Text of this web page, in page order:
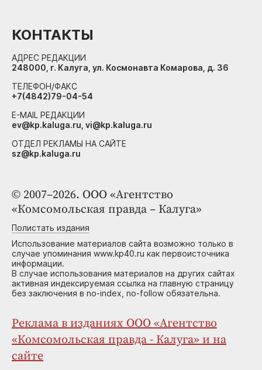
© 2007–2026. ООО «Агентство
«Комсомольская правда – Калуга»
Полистать издания
Использование материалов сайта возможно только в
случае упоминания www.kp40.ru как первоисточника
информации.
В случае использования материалов на других сайтах
активная индексируемая ссылка на главную страницу
без заключения в no-index, no-follow обязательна.
Реклама в изданиях ООО «Агентство
«Комсомольская правда - Калуга» и на
сайте
КОНТАКТЫ
АДРЕС РЕДАКЦИИ
248000, г. Калуга, ул. Космонавта Комарова, д. 36
ТЕЛЕФОН/ФАКС
+7(4842)79-04-54
E-MAIL РЕДАКЦИИ
ev@kp.kaluga.ru, vi@kp.kaluga.ru
ОТДЕЛ РЕКЛАМЫ НА САЙТЕ
sz@kp.kaluga.ru